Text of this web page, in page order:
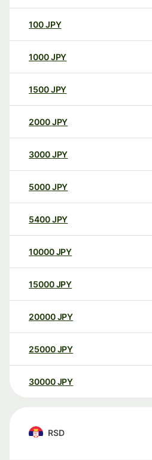
100JPY
1000JPY
1500JPY
2000JPY
3000JPY
5000JPY
5400JPY
10000 JPY
15000 JPY
20000 JPY
25000 JPY
30000 JPY
RSD